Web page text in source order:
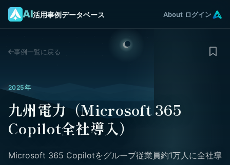
AI活用事例データベース About ログイン
事例一覧に戻る
2025年
九州電力（Microsoft 365
Copilot全社導入）
Microsoft 365 Copilotをグループ従業員約1万人に全社導